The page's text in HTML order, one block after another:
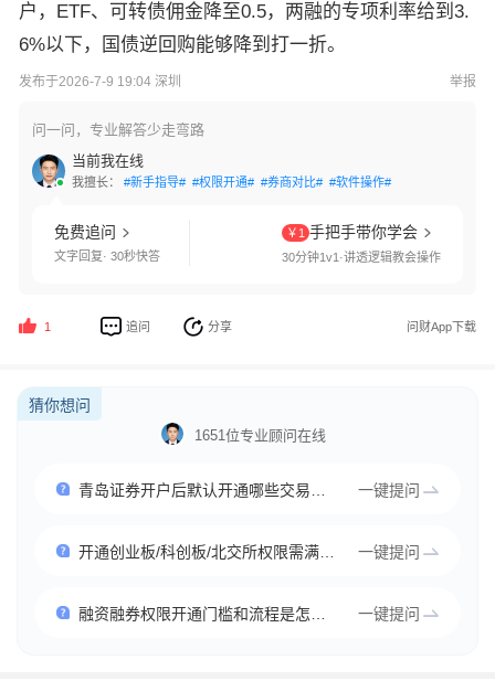
户，ETF、可转债佣金降至0.5，两融的专项利率给到3.
6%以下，国债逆回购能够降到打一折。
发布于2026-7-9 19:04 深圳 举报
问一问，专业解答少走弯路
当前我在线
我擅长： #新手指导# #权限开通# #券商对比# #软件操作#
免费追问
文字回复· 30秒快答
￥1 手把手带你学会
30分钟1v1·讲透逻辑教会操作
1 追问 分享 问财App下载
猜你想问
1651位专业顾问在线
一键提问
一键提问
一键提问